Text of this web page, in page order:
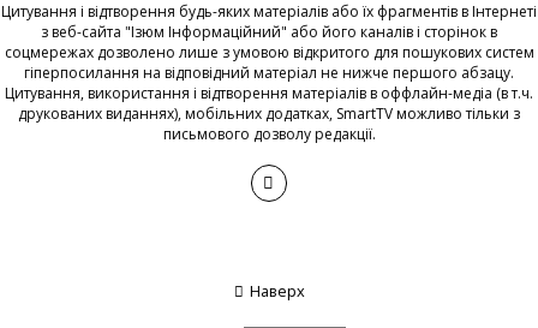
Цитування і відтворення будь-яких матеріалів або їх фрагментів в Інтернеті
з веб-сайта "Ізюм Інформаційний" або його каналів і сторінок в
соцмережах дозволено лише з умовою відкритого для пошукових систем
гіперпосилання на відповідний матеріал не нижче першого абзацу.
Цитування, використання і відтворення матеріалів в оффлайн-медіа (в т.ч.
друкованих виданнях), мобільних додатках, SmartTV можливо тільки з
письмового дозволу редакції.
Наверх